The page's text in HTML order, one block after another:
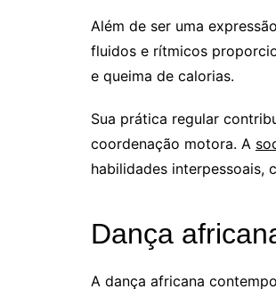
Além de ser uma
fluidos e rítmicos
e queima de calorias.
Sua prática regular
coordenação motora. A
habilidades interpessoais,
Dança
A dança africana